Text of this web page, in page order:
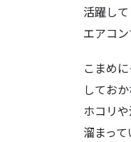
活躍し
エアコン
こまめ
してお
ホコリ
溜まって